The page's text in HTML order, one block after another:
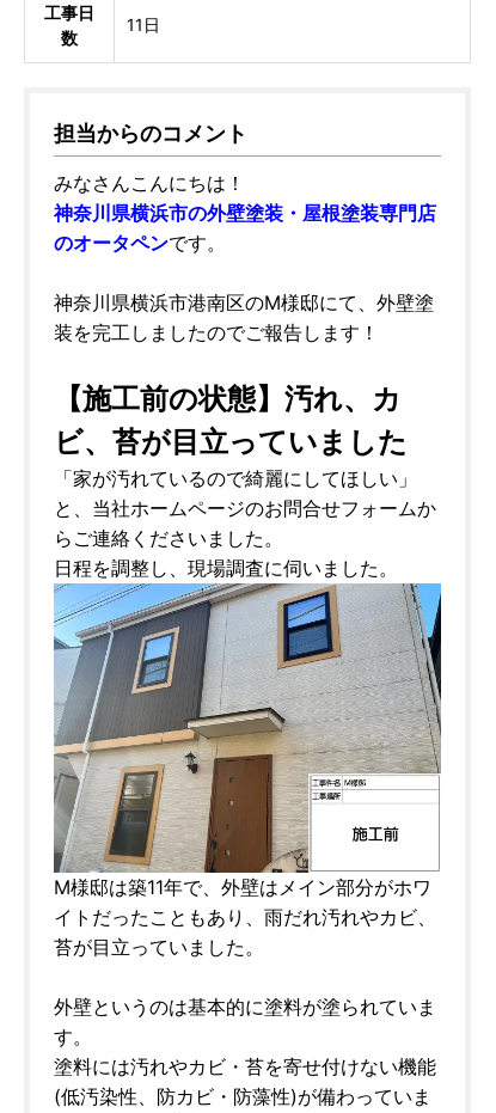
工事日
数
11日
担当からのコメント
みなさんこんにちは！
神奈川県横浜市の外壁塗装・屋根塗装専門店
のオータペンです。
神奈川県横浜市港南区のM様邸にて、外壁塗
装を完工しましたのでご報告します！
【施工前の状態】汚れ、カ
ビ、苔が目立っていました
「家が汚れているので綺麗にしてほしい」
と、当社ホームページのお問合せフォームか
らご連絡くださいました。
日程を調整し、現場調査に伺いました。
M様邸は築11年で、外壁はメイン部分がホワ
イトだったこともあり、雨だれ汚れやカビ、
苔が目立っていました。
外壁というのは基本的に塗料が塗られていま
す。
塗料には汚れやカビ・苔を寄せ付けない機能
(低汚染性、防カビ・防藻性)が備わっていま